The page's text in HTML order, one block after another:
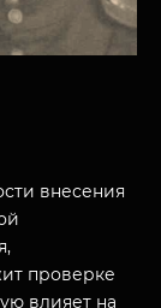
внесения
проверке
влияет на